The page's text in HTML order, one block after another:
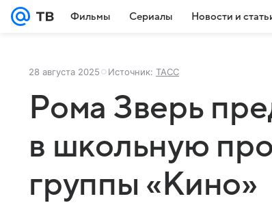
Фильмы Сериалы Новости и
28 августа 2025 Источник: ТАСС
Рома Зверь
в школьную
группы «Кино»